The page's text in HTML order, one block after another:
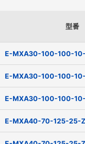
型番
E-MXA30-100-100-
E-MXA30-100-100-
E-MXA30-100-100-
E-MXA40-70-125-25-